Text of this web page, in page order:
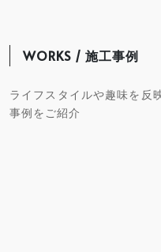
WORKS / 施工事例
ライフスタイルや趣味を反
事例をご紹介